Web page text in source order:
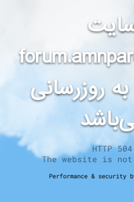
روزرسانی
HTTP 504
The website is
Performance & security